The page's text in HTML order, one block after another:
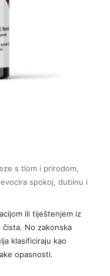
s tlom i prirodom,
spokoj, dubinu i
ili tiještenjem iz
No zakonska
klasificiraju kao
opasnosti.